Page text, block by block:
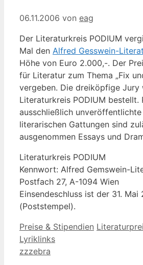
06.11.2006 von eag
Der Literaturkreis PODIUM
Mal den Alfred Gesswein-
Höhe von Euro 2.000,-. Der
für Literatur zum Thema „Fix
vergeben. Die dreiköpfige Jury
Literaturkreis PODIUM bestellt.
ausschließlich
literarischen Gattungen sind
ausgenommen Essays und
Literaturkreis PODIUM
Kennwort: Alfred Gemswein-
Postfach 27, A-1094 Wien
Einsendeschluss ist der 31. Mai
(Poststempel).
Kategorien
Preise & Stipendien
Lyriklinks
zzzebra